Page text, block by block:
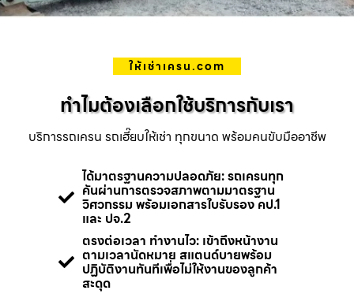
ให้เช่าเครน.com
ทำไมต้องเลือกใช้บริการกับเรา
บริการรถเครน รถเฮี๊ยบให้เช่า ทุกขนาด พร้อมคนขับมืออาชีพ
ได้มาตรฐานความปลอดภัย: รถเครนทุก
คันผ่านการตรวจสภาพตามมาตรฐาน
วิศวกรรม พร้อมเอกสารใบรับรอง คป.1
และ ปจ.2
ตรงต่อเวลา ทำงานไว: เข้าถึงหน้างาน
ตามเวลานัดหมาย สแตนด์บายพร้อม
ปฏิบัติงานทันทีเพื่อไม่ให้งานของลูกค้า
สะดุด